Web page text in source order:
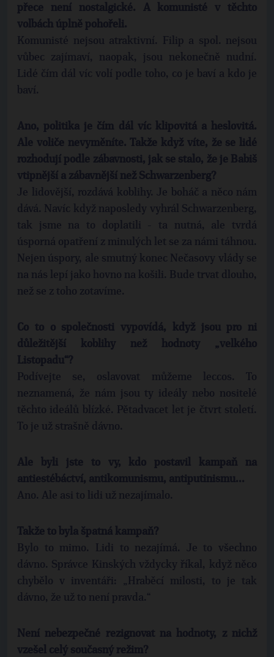
přece není nostalgické. A komunisté v těchto
volbách úplně pohořeli.
Komunisté nejsou atraktivní. Filip a spol. nejsou
vůbec zajímaví, naopak, jsou nekonečně nudní.
Lidé čím dál víc volí podle toho, co je baví a kdo je
baví.
Ano, politika je čím dál víc klipovitá a heslovitá.
Ale voliče nevyměníte. Takže když víte, že se lidé
rozhodují podle zábavnosti, jak se stalo, že je Babiš
vtipnější a zábavnější než Schwarzenberg?
Je lidovější, rozdává koblihy. Je boháč a něco nám
dává. Navíc když naposledy vyhrál Schwarzenberg,
tak jsme na to doplatili - ta nutná, ale tvrdá
úsporná opatření z minulých let se za námi táhnou.
Nejen úspory, ale smutný konec Nečasovy vlády se
na nás lepí jako hovno na košili. Bude trvat dlouho,
než se z toho zotavíme.
Co to o společnosti vypovídá, když jsou pro ni
důležitější koblihy než hodnoty „velkého
Listopadu“?
Podívejte se, oslavovat můžeme leccos. To
neznamená, že nám jsou ty ideály nebo nositelé
těchto ideálů blízké. Pětadvacet let je čtvrt století.
To je už strašně dávno.
Ale byli jste to vy, kdo postavil kampaň na
antiestébáctví, antikomunismu, antiputinismu...
Ano. Ale asi to lidi už nezajímalo.
Takže to byla špatná kampaň?
Bylo to mimo. Lidi to nezajímá. Je to všechno
dávno. Správce Kinských vždycky říkal, když něco
chybělo v inventáři: „Hraběcí milosti, to je tak
dávno, že už to není pravda.“
Není nebezpečné rezignovat na hodnoty, z nichž
vzešel celý současný režim?